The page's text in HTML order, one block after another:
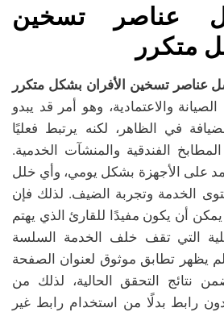
عناصر تسخين
متكرر
عناصر تسخين الأفران بشكل متكرر
والاعتمادية، وهو أمر قد يبدو
في الظاهر، لكنه يرتبط فعليًا
الفندقية والمنشآت الخدمية.
على الأجهزة بشكل يومي، وأي خلل
الخدمة وتجربة الضيف. لذلك فإن
أن يكون مفيدًا للقارئ الذي يهتم
التي تقف خلف الخدمة السلسة
يظهر تطابق موثوق لعنوان الصفحة
نتائج التحقق الحالية، لذلك من
رابط بدلًا من استخدام رابط غير